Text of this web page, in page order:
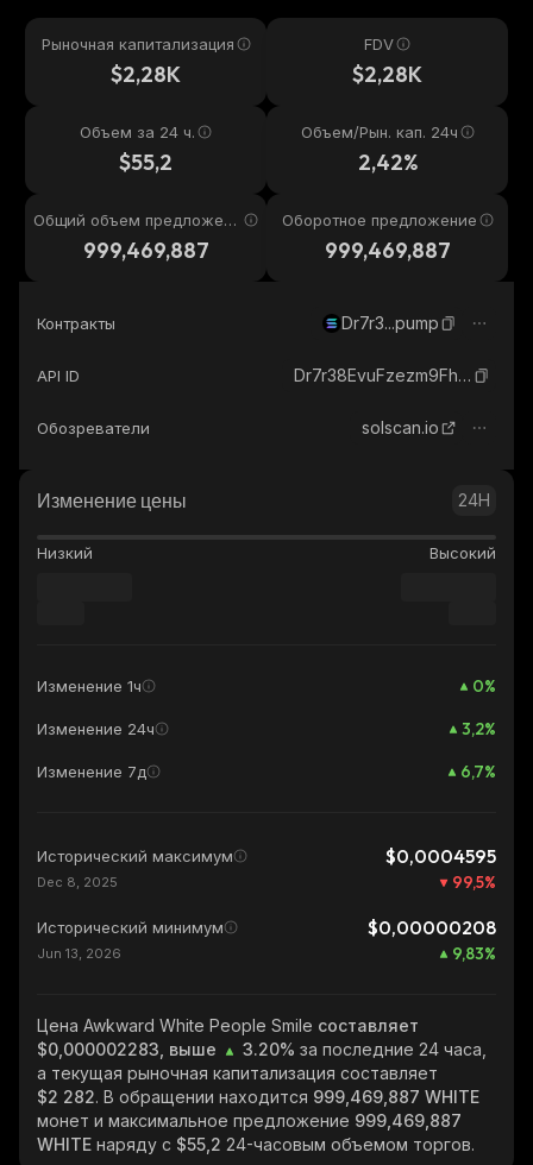
Рыночная капитализация
$2,28K
FDV
$2,28K
Объем за 24 ч.
$55,2
Объем/Рын. кап. 24ч
2,42%
Общий объем предложени
999,469,887
Оборотное предложение
999,469,887
Контракты Dr7r3...pump
API ID Dr7r38EvuFzezm9FhHgVw6eaPjGNRaj9JMAknAprpump_solana
Обозреватели solscan.io
Изменение цены 24H
Низкий Высокий
Изменение 1ч 0%
Изменение 24ч 3,2%
Изменение 7д 6,7%
Исторический максимум $0,0004595
Dec 8, 2025 99,5%
Исторический минимум $0,00000208
Jun 13, 2026 9,83%
Цена Awkward White People Smile составляет
$0,000002283, выше
3.20% за последние 24 часа,
а текущая рыночная капитализация составляет
$2 282. В обращении находится 999,469,887 WHITE
монет и максимальное предложение 999,469,887
WHITE наряду с $55,2 24-часовым объемом торгов.